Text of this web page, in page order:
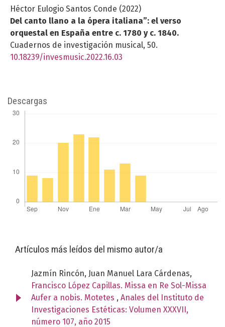
Héctor Eulogio Santos Conde (2022)
Del canto llano a la ópera italiana”: el verso
orquestal en España entre c. 1780 y c. 1840.
Cuadernos de investigación musical, 50.
10.18239/invesmusic.2022.16.03
Descargas
Artículos más leídos del mismo autor/a
Jazmín Rincón, Juan Manuel Lara Cárdenas,
Francisco López Capillas. Missa en Re Sol-Missa
Aufer a nobis. Motetes , Anales del Instituto de
Investigaciones Estéticas: Volumen XXXVII,
número 107, año 2015